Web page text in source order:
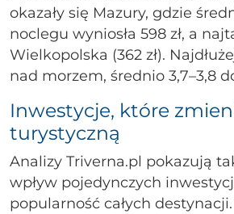
okazały się Mazury, gdzie
noclegu wyniosła 598 zł, a
Wielkopolska (362 zł).
nad morzem, średnio 3,7–3,8
Inwestycje, które
turystyczną
Analizy Triverna.pl pokazują
wpływ pojedynczych
popularność całych